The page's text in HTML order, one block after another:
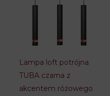
Lampa loft potrójna
TUBA czarna z
akcentem różowego